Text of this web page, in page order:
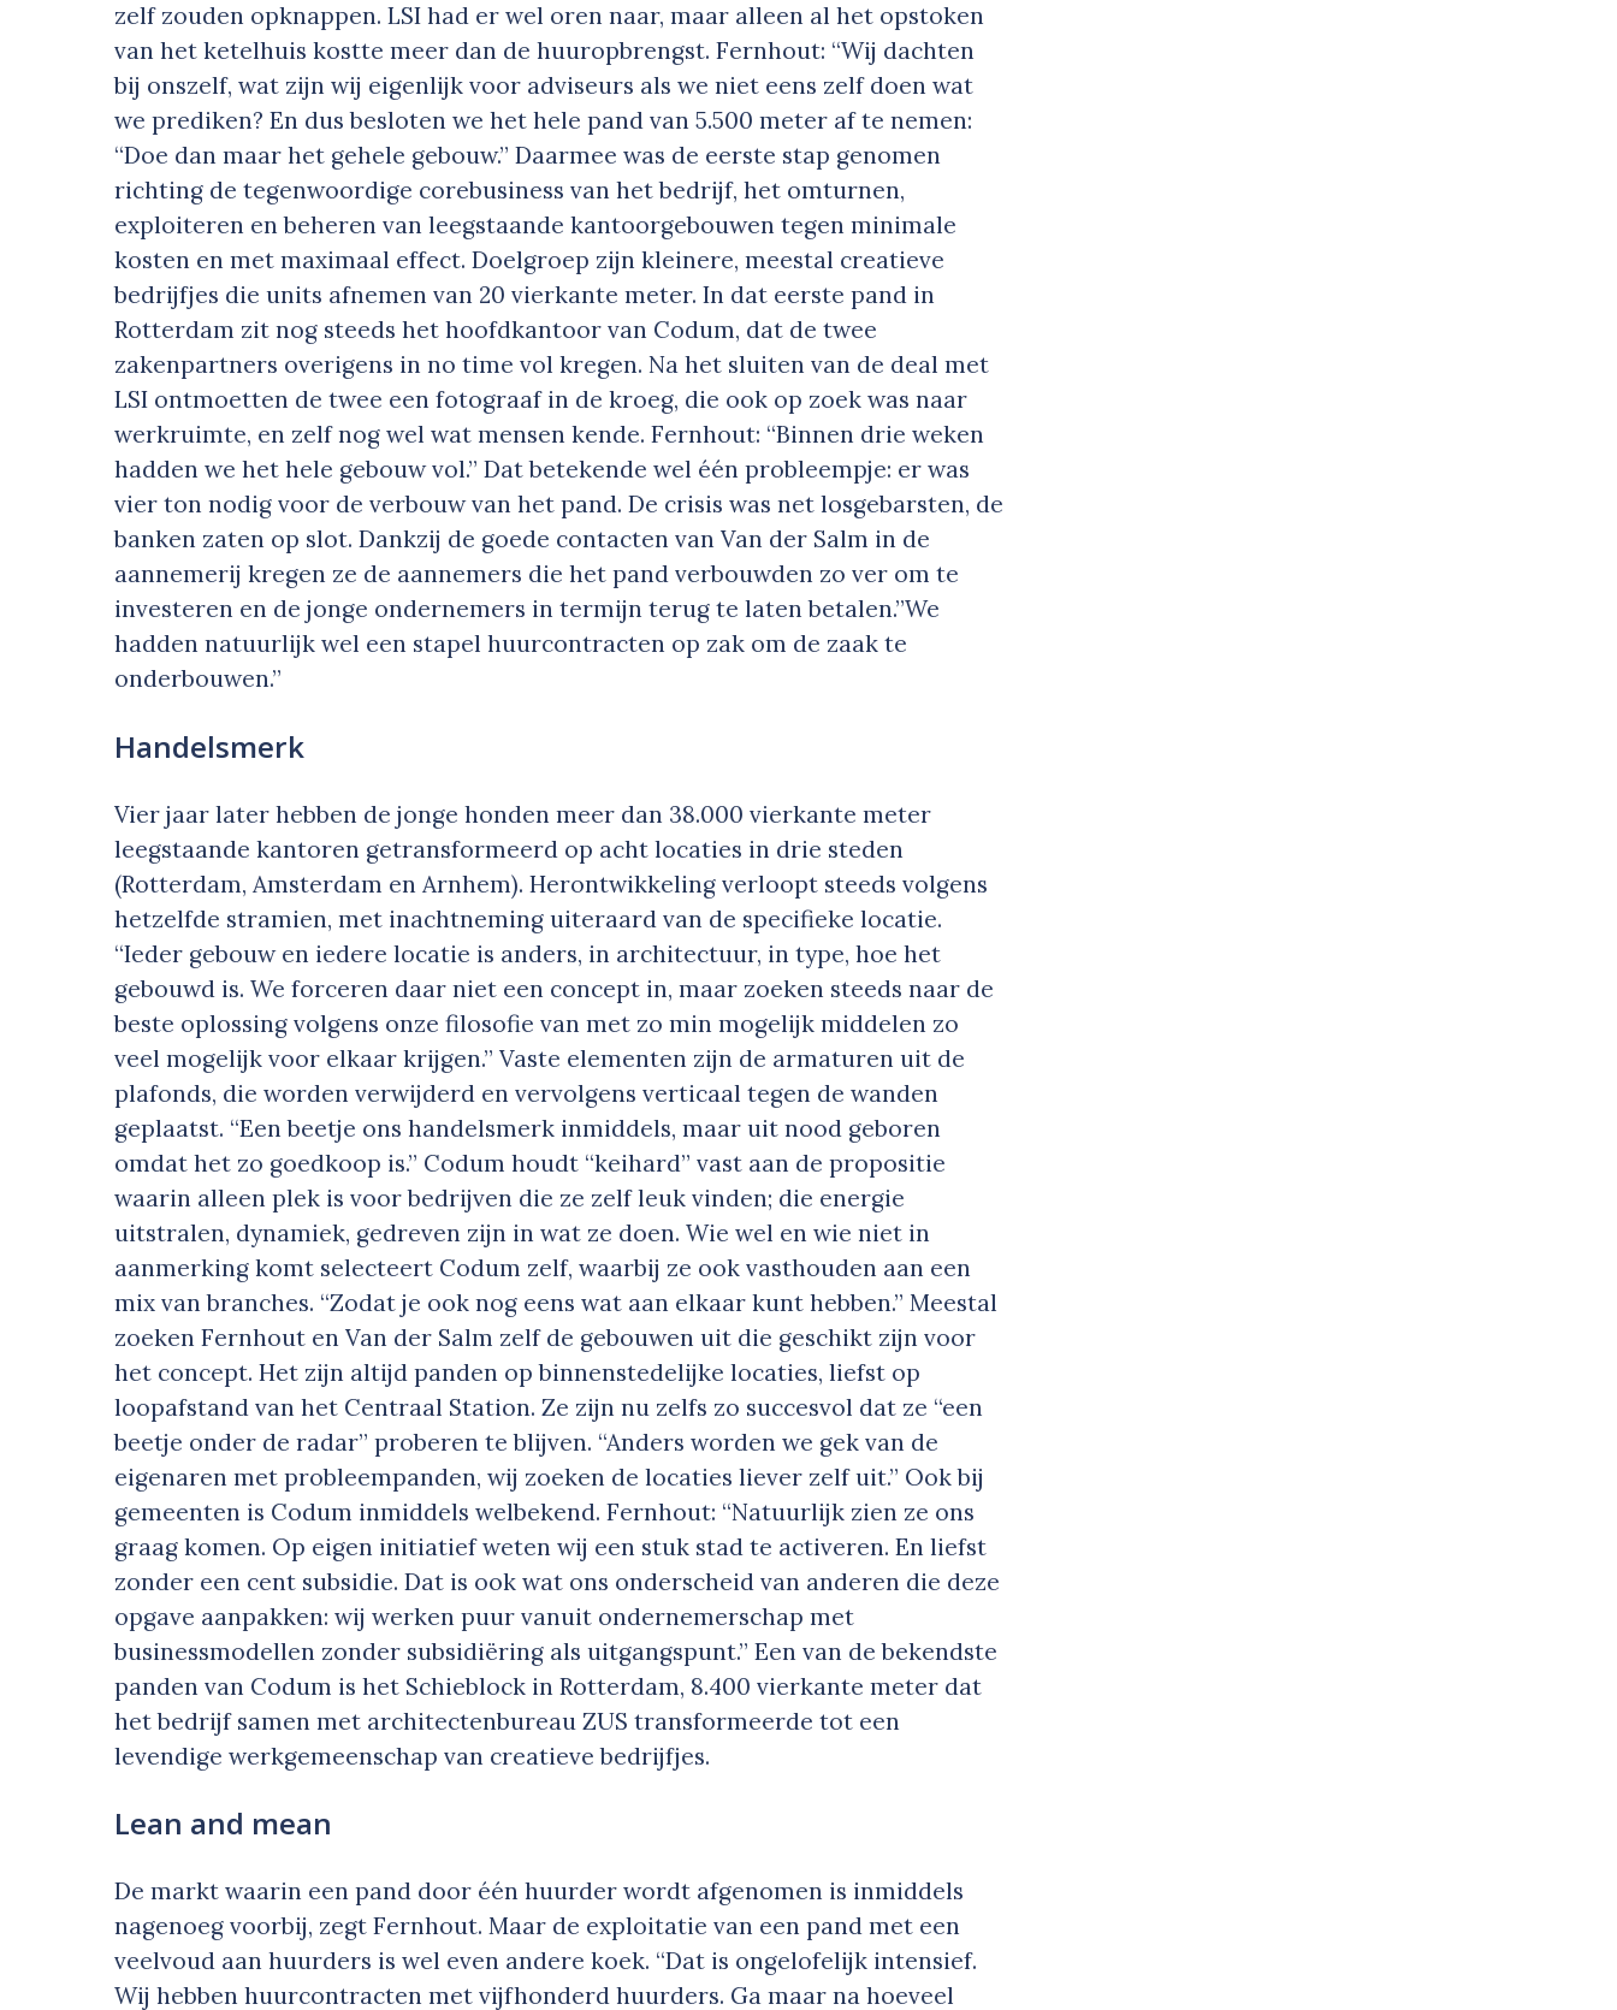
zelf zouden opknappen. LSI had er wel oren naar, maar alleen al het opstoken
van het ketelhuis kostte meer dan de huuropbrengst. Fernhout: “Wij dachten
bij onszelf, wat zijn wij eigenlijk voor adviseurs als we niet eens zelf doen wat
we prediken? En dus besloten we het hele pand van 5.500 meter af te nemen:
“Doe dan maar het gehele gebouw.” Daarmee was de eerste stap genomen
richting de tegenwoordige corebusiness van het bedrijf, het omturnen,
exploiteren en beheren van leegstaande kantoorgebouwen tegen minimale
kosten en met maximaal effect. Doelgroep zijn kleinere, meestal creatieve
bedrijfjes die units afnemen van 20 vierkante meter. In dat eerste pand in
Rotterdam zit nog steeds het hoofdkantoor van Codum, dat de twee
zakenpartners overigens in no time vol kregen. Na het sluiten van de deal met
LSI ontmoetten de twee een fotograaf in de kroeg, die ook op zoek was naar
werkruimte, en zelf nog wel wat mensen kende. Fernhout: “Binnen drie weken
hadden we het hele gebouw vol.” Dat betekende wel één probleempje: er was
vier ton nodig voor de verbouw van het pand. De crisis was net losgebarsten, de
banken zaten op slot. Dankzij de goede contacten van Van der Salm in de
aannemerij kregen ze de aannemers die het pand verbouwden zo ver om te
investeren en de jonge ondernemers in termijn terug te laten betalen.”We
hadden natuurlijk wel een stapel huurcontracten op zak om de zaak te
onderbouwen.”
Handelsmerk
Vier jaar later hebben de jonge honden meer dan 38.000 vierkante meter
leegstaande kantoren getransformeerd op acht locaties in drie steden
(Rotterdam, Amsterdam en Arnhem). Herontwikkeling verloopt steeds volgens
hetzelfde stramien, met inachtneming uiteraard van de specifieke locatie.
“Ieder gebouw en iedere locatie is anders, in architectuur, in type, hoe het
gebouwd is. We forceren daar niet een concept in, maar zoeken steeds naar de
beste oplossing volgens onze filosofie van met zo min mogelijk middelen zo
veel mogelijk voor elkaar krijgen.” Vaste elementen zijn de armaturen uit de
plafonds, die worden verwijderd en vervolgens verticaal tegen de wanden
geplaatst. “Een beetje ons handelsmerk inmiddels, maar uit nood geboren
omdat het zo goedkoop is.” Codum houdt “keihard” vast aan de propositie
waarin alleen plek is voor bedrijven die ze zelf leuk vinden; die energie
uitstralen, dynamiek, gedreven zijn in wat ze doen. Wie wel en wie niet in
aanmerking komt selecteert Codum zelf, waarbij ze ook vasthouden aan een
mix van branches. “Zodat je ook nog eens wat aan elkaar kunt hebben.” Meestal
zoeken Fernhout en Van der Salm zelf de gebouwen uit die geschikt zijn voor
het concept. Het zijn altijd panden op binnenstedelijke locaties, liefst op
loopafstand van het Centraal Station. Ze zijn nu zelfs zo succesvol dat ze “een
beetje onder de radar” proberen te blijven. “Anders worden we gek van de
eigenaren met probleempanden, wij zoeken de locaties liever zelf uit.” Ook bij
gemeenten is Codum inmiddels welbekend. Fernhout: “Natuurlijk zien ze ons
graag komen. Op eigen initiatief weten wij een stuk stad te activeren. En liefst
zonder een cent subsidie. Dat is ook wat ons onderscheid van anderen die deze
opgave aanpakken: wij werken puur vanuit ondernemerschap met
businessmodellen zonder subsidiëring als uitgangspunt.” Een van de bekendste
panden van Codum is het Schieblock in Rotterdam, 8.400 vierkante meter dat
het bedrijf samen met architectenbureau ZUS transformeerde tot een
levendige werkgemeenschap van creatieve bedrijfjes.
Lean and mean
De markt waarin een pand door één huurder wordt afgenomen is inmiddels
nagenoeg voorbij, zegt Fernhout. Maar de exploitatie van een pand met een
veelvoud aan huurders is wel even andere koek. “Dat is ongelofelijk intensief.
Wij hebben huurcontracten met vijfhonderd huurders. Ga maar na hoeveel